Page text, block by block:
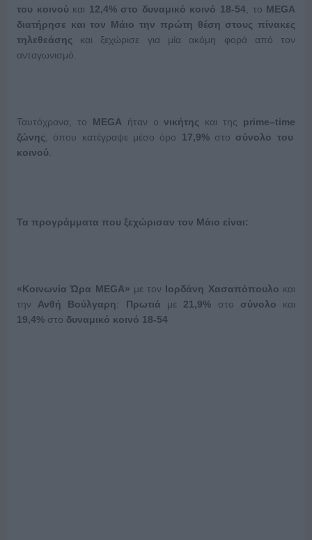
του κοινού και 12,4% στο δυναμικό κοινό 18-54, το MEGA
διατήρησε και τον Μάιο την πρώτη θέση στους πίνακες
τηλεθεάσης και ξεχώρισε για μία ακόμη φορά από τον
ανταγωνισμό.
Ταυτόχρονα, το MEGA ήταν ονικήτης και της prime–time
ζώνης , όπου κατέγραψε μέσο όρο 17,9% στο σύνολο του
κοινού
Τα προγράμματα που ξεχώρισαν τον Μάιο είναι:
«Κοινωνία Ώρα MEGA» με τον Ιορδάνη Χασαπόπουλο και
την Ανθή Βούλγαρη: Πρωτιά με 21,9% στο σύνολο και
19,4%στο δυναμικό κοινό 18-54